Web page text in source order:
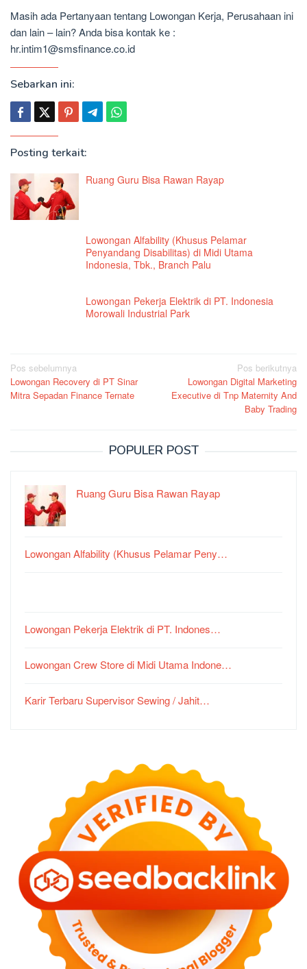
Masih ada Pertanyaan tentang Lowongan Kerja, Perusahaan ini
dan lain – lain? Anda bisa kontak ke :
hr.intim1@smsfinance.co.id
Sebarkan ini:
Posting terkait:
Ruang Guru Bisa Rawan Rayap
Lowongan Alfability (Khusus Pelamar
Penyandang Disabilitas) di Midi Utama
Indonesia, Tbk., Branch Palu
Lowongan Pekerja Elektrik di PT. Indonesia
Morowali Industrial Park
Navigasi
pos
Pos sebelumnya
Lowongan Recovery di PT Sinar
Mitra Sepadan Finance Ternate
Pos berikutnya
Lowongan Digital Marketing
Executive di Tnp Maternity And
Baby Trading
POPULER POST
Ruang Guru Bisa Rawan Rayap
Lowongan Alfability (Khusus Pelamar Peny…
Lowongan Pekerja Elektrik di PT. Indones…
Lowongan Crew Store di Midi Utama Indone…
Karir Terbaru Supervisor Sewing / Jahit…